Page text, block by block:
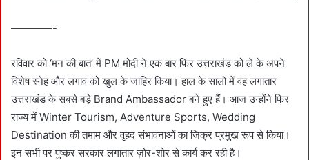
————-
रविवार को ‘मन की बात’ में PM मोदी ने एक बार फिर उत्तराखंड को ले के अपने
विशेष स्नेह और लगाव को खुल के जाहिर किया। हाल के सालों में वह लगातार
उत्तराखंड के सबसे बड़े Brand Ambassador बने हुए हैं। आज उन्होंने फिर
राज्य में Winter Tourism, Adventure Sports, Wedding
Destination की तमाम और वृहद संभावनाओं का जिक्र प्रमुख रूप से किया।
इन सभी पर पुष्कर सरकार लगातार ज़ोर-शोर से कार्य कर रही है।